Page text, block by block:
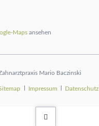
Mapsansehen
Mario Baczinski
Impressum Datenschutz